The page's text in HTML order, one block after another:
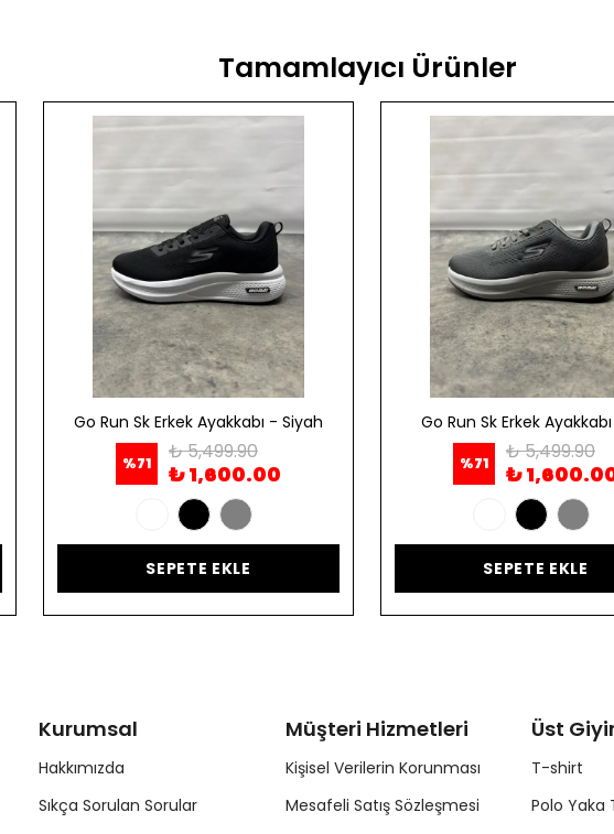
Tamamlayıcı Ürünler
Go Run Sk Erkek Ayakkabı - Siyah
%71 ₺ 5,499.90
₺ 1,600.00
SEPETE EKLE
Go Run Sk Erkek
%71 ₺ 5,499.90
₺
SEPETE EKLE
Kurumsal
Hakkımızda
Sıkça Sorulan Sorular
Müşteri Hizmetleri
Kişisel Verilerin Korunması
Mesafeli Satış Sözleşmesi
Üst
T-shirt
Polo Yaka